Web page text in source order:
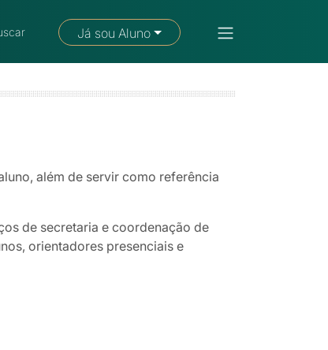
Fale com um consultor
Já sou Aluno
além de servir como referência
de secretaria e coordenação de
orientadores presenciais e